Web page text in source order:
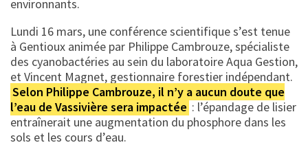
environnants.
Lundi 16 mars, une conférence scientifique s’est tenue
à Gentioux animée par Philippe Cambrouze, spécialiste
des cyanobactéries au sein du laboratoire Aqua Gestion,
et Vincent Magnet, gestionnaire forestier indépendant.
Selon Philippe Cambrouze, il n’y a aucun doute que
l’eau de Vassivière sera impactée : l’épandage de lisier
entraînerait une augmentation du phosphore dans les
sols et les cours d’eau.